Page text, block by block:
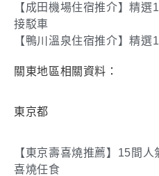
【成田機場住宿推介】精
接駁車
【鴨川溫泉住宿推介】精
關東地區相關資料：
東京都
【東京壽喜燒推薦】15間
喜燒任食